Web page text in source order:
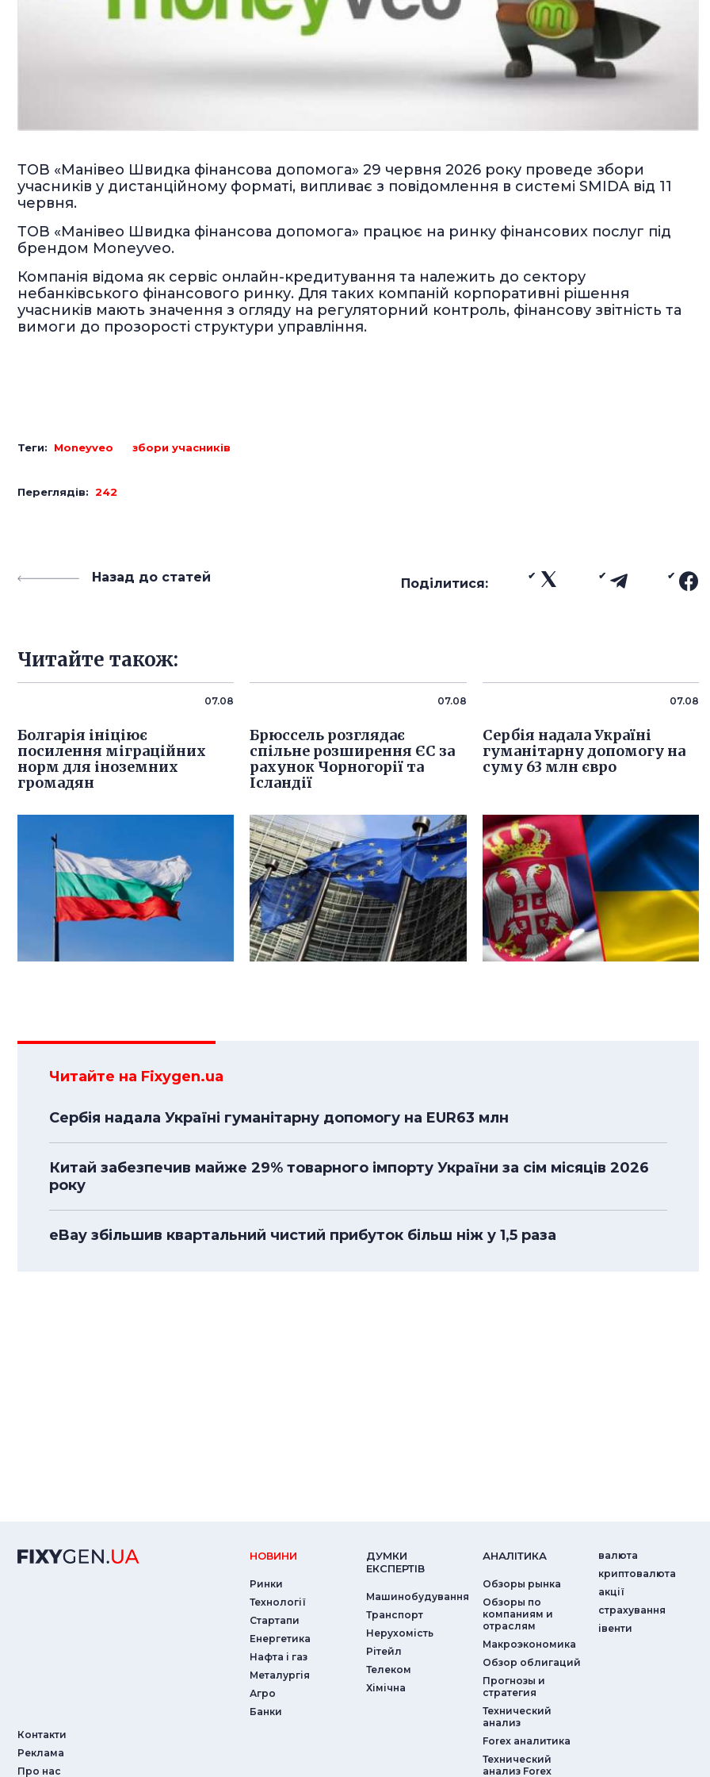
ТОВ «Манівео Швидка фінансова допомога» 29 червня 2026 року проведе збори
учасників у дистанційному форматі, випливає з повідомлення в системі SMIDA від 11
червня.
ТОВ «Манівео Швидка фінансова допомога» працює на ринку фінансових послуг під
брендом Moneyveo.
Компанія відома як сервіс онлайн-кредитування та належить до сектору
небанківського фінансового ринку. Для таких компаній корпоративні рішення
учасників мають значення з огляду на регуляторний контроль, фінансову звітність та
вимоги до прозорості структури управління.
Теги: Moneyveo збори учасників
Переглядів: 242
Назад до статей Поділитися:
Читайте також:
07.08
Болгарія ініціює
посилення міграційних
норм для іноземних
громадян
07.08
Брюссель розглядає
спільне розширення ЄС за
рахунок Чорногорії та
Ісландії
07.08
Сербія надала Україні
гуманітарну допомогу на
суму 63 млн євро
Читайте на Fixygen.ua
Сербія надала Україні гуманітарну допомогу на EUR63 млн
Китай забезпечив майже 29% товарного імпорту України за сім місяців 2026
року
eBay збільшив квартальний чистий прибуток більш ніж у 1,5 раза
Контакти
Реклама
Про нас
НОВИНИ
Ринки
Технології
Стартапи
Енергетика
Нафта і газ
Металургія
Агро
Банки
ДУМКИ
ЕКСПЕРТIВ
Машинобудування
Транспорт
Нерухомість
Рітейл
Телеком
Хімічна
АНАЛIТИКА
Обзоры рынка
Обзоры по
компаниям и
отраслям
Макроэкономика
Обзор облигаций
Прогнозы и
стратегия
Технический
анализ
Forex аналитика
Технический
анализ Forex
валюта
криптовалюта
акції
страхування
iвенти